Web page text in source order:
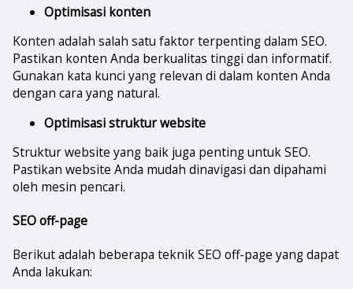
Optimisasi konten
Konten adalah salah satu faktor terpenting dalam SEO.
Pastikan konten Anda berkualitas tinggi dan informatif.
Gunakan kata kunci yang relevan di dalam konten Anda
dengan cara yang natural.
Optimisasi struktur website
Struktur website yang baik juga penting untuk SEO.
Pastikan website Anda mudah dinavigasi dan dipahami
oleh mesin pencari.
SEO off-page
Berikut adalah beberapa teknik SEO off-page yang dapat
Anda lakukan: